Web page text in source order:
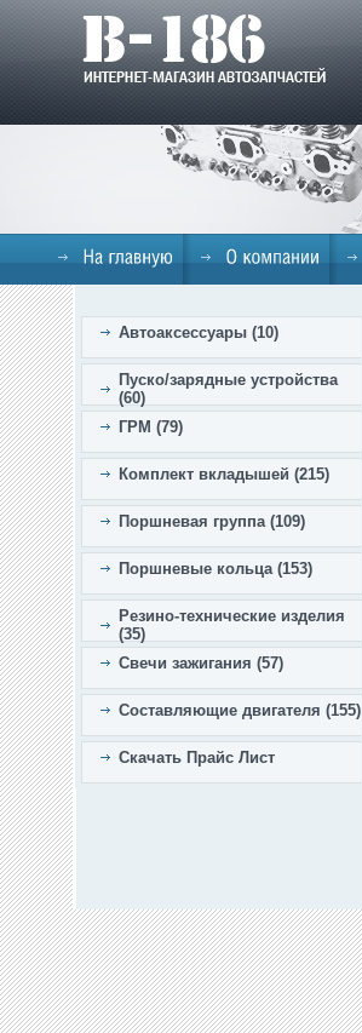
Автоаксессуары (10)
Пуско/зарядные устройства
(60)
ГРМ (79)
Комплект вкладышей (215)
Поршневая группа (109)
Поршневые кольца (153)
Резино-технические изделия
(35)
Свечи зажигания (57)
Составляющие двигателя (155)
Скачать Прайс Лист